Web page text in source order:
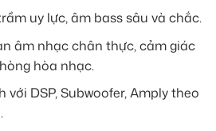
uy lực, âm bass sâu và chắc.
âm nhạc chân thực, cảm giác
hòa nhạc.
với DSP, Subwoofer, Amply theo